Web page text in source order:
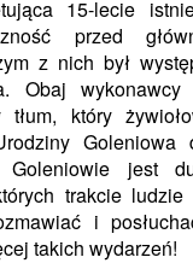
15-lecie
przed
z nich był
Obaj
tłum, który
Goleniowa
jest
trakcie ludzie
i
takich wydarzeń!